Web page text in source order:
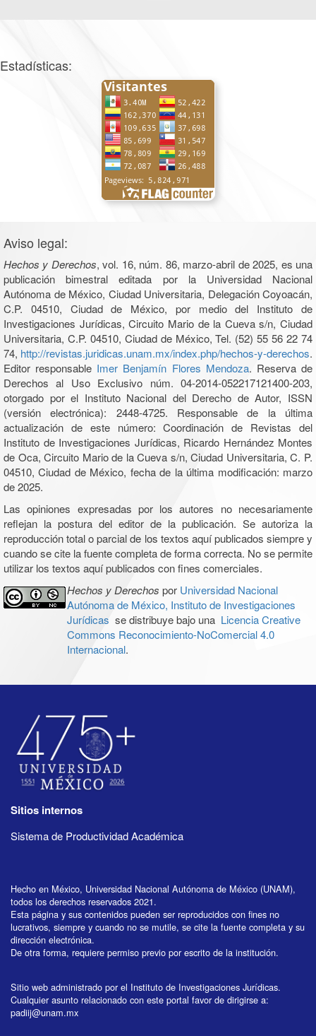
Estadísticas:
Aviso legal:
Hechos y Derechos, vol. 16, núm. 86, marzo-abril de 2025, es una
publicación bimestral editada por la Universidad Nacional
Autónoma de México, Ciudad Universitaria, Delegación Coyoacán,
C.P. 04510, Ciudad de México, por medio del Instituto de
Investigaciones Jurídicas, Circuito Mario de la Cueva s/n, Ciudad
Universitaria, C.P. 04510, Ciudad de México, Tel. (52) 55 56 22 74
74, http://revistas.juridicas.unam.mx/index.php/hechos-y-derechos.
Editor responsable Imer Benjamín Flores Mendoza. Reserva de
Derechos al Uso Exclusivo núm. 04-2014-052217121400-203,
otorgado por el Instituto Nacional del Derecho de Autor, ISSN
(versión electrónica): 2448-4725. Responsable de la última
actualización de este número: Coordinación de Revistas del
Instituto de Investigaciones Jurídicas, Ricardo Hernández Montes
de Oca, Circuito Mario de la Cueva s/n, Ciudad Universitaria, C. P.
04510, Ciudad de México, fecha de la última modificación: marzo
de 2025.
Las opiniones expresadas por los autores no necesariamente
reflejan la postura del editor de la publicación. Se autoriza la
reproducción total o parcial de los textos aquí publicados siempre y
cuando se cite la fuente completa de forma correcta. No se permite
utilizar los textos aquí publicados con fines comerciales.
Hechos y Derechos por Universidad Nacional
Autónoma de México, Instituto de Investigaciones
Jurídicas se distribuye bajo una Licencia Creative
Commons Reconocimiento-NoComercial 4.0
Internacional.
Sitios internos
Sistema de Productividad Académica
Hecho en México, Universidad Nacional Autónoma de México (UNAM),
todos los derechos reservados 2021.
Esta página y sus contenidos pueden ser reproducidos con fines no
lucrativos, siempre y cuando no se mutile, se cite la fuente completa y su
dirección electrónica.
De otra forma, requiere permiso previo por escrito de la institución.
Sitio web administrado por el Instituto de Investigaciones Jurídicas.
Cualquier asunto relacionado con este portal favor de dirigirse a:
padiij@unam.mx